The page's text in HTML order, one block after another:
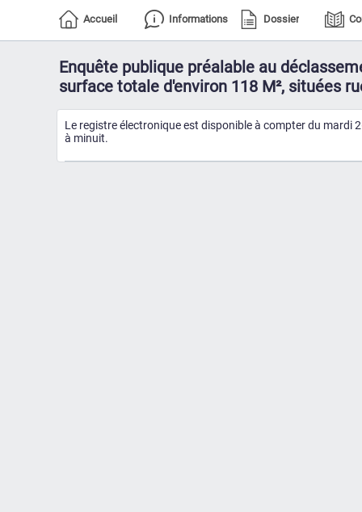
Accueil Informations Dossier
Enquête publique préalable au
surface totale d'environ 118 M², situées
Le registre électronique est disponible à compter du mardi
à minuit.